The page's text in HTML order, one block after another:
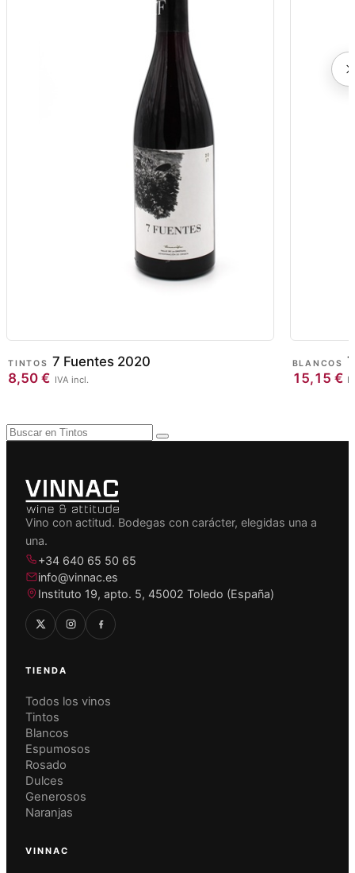
TINTOS 7 Fuentes 2020
8,50 € IVA incl.
BLANCOS
15,15 €
Vino con actitud. Bodegas con carácter, elegidas una a
una.
+34 640 65 50 65
info@vinnac.es
Instituto 19, apto. 5, 45002 Toledo (España)
TIENDA
Todos los vinos
Tintos
Blancos
Espumosos
Rosado
Dulces
Generosos
Naranjas
VINNAC